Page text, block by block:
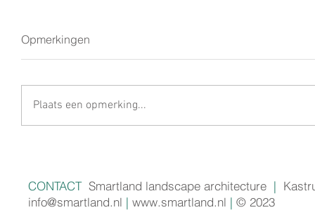
Opmerkingen
Plaats een opmerking...
CONTACTSmartland landscape architecture |
info@smartland.nl | www.smartland.nl | © 2023